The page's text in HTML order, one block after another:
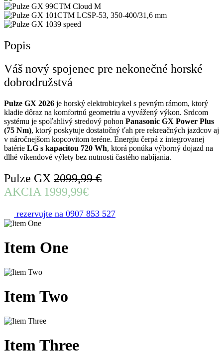
CTM Cloud M
CTM LCSP-53, 350-400/31,6 mm
9 speed
Popis
Váš nový spojenec pre nekonečné horské
dobrodružstvá
Pulze GX 2026 je horský elektrobicykel s pevným rámom, ktorý
kladie dôraz na komfortnú geometriu a vyvážený výkon. Srdcom
systému je spoľahlivý stredový pohon Panasonic GX Power Plus
(75 Nm), ktorý poskytuje dostatočný ťah pre rekreačných jazdcov aj
v náročnejšom kopcovitom teréne. Energiu čerpá z integrovanej
batérie LG s kapacitou 720 Wh, ktorá ponúka výborný dojazd na
dlhé víkendové výlety bez nutnosti častého nabíjania.
Pulze GX 2099,99 €
AKCIA 1999,99€
rezervujte na 0907 853 527
Item One
ItemTwo
Item Three